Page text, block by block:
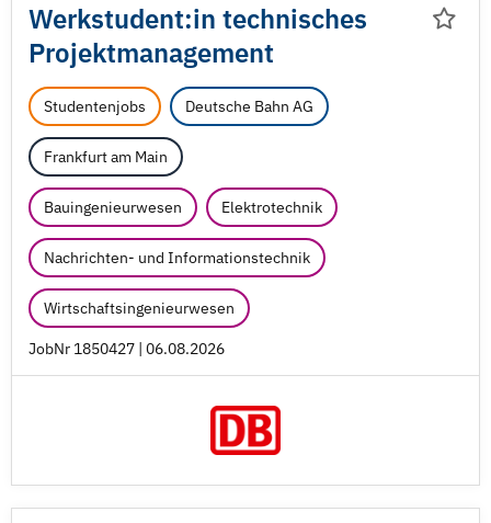
Werkstudent:in technisches
Projektmanagement
Studentenjobs Deutsche Bahn AG
Frankfurt am Main
Bauingenieurwesen Elektrotechnik
Nachrichten- und Informationstechnik
Wirtschaftsingenieurwesen
JobNr 1850427 | 06.08.2026